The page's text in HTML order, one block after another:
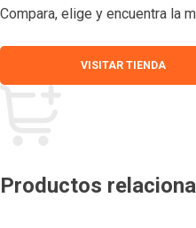
Compara, elige y encuentra la
VISITAR TIENDA
Productos